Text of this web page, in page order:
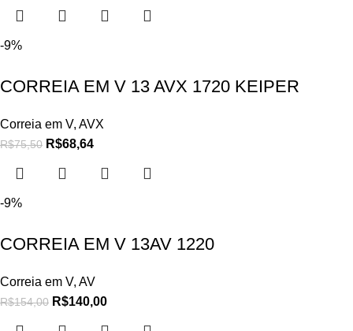
-9%
CORREIA EM V 13 AVX 1720 KEIPER
Correia em V, AVX
R$75,50 R$68,64
-9%
CORREIA EM V 13AV 1220
Correia em V, AV
R$154,00 R$140,00